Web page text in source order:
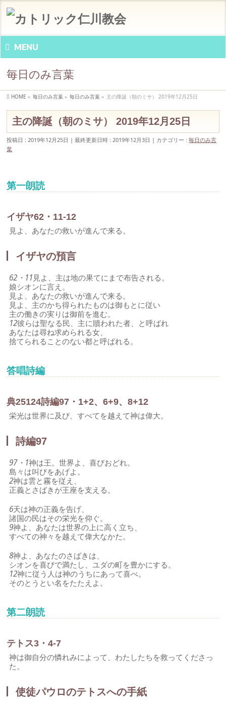
MENU
毎日のみ言葉
HOME » 毎日のみ言葉 » 毎日のみ言葉 » 主の降誕（朝のミサ） 2019年12月25日
主の降誕（朝のミサ） 2019年12月25日
投稿日 : 2019年12月25日 最終更新日時 : 2019年12月3日 カテゴリー :毎日のみ言
葉
第一朗読
イザヤ62・11-12
見よ、あなたの救いが進んで来る。
イザヤの預言
62・11見よ、主は地の果てにまで布告される。
娘シオンに言え。
見よ、あなたの救いが進んで来る。
見よ、主のかち得られたものは御もとに従い
主の働きの実りは御前を進む。
12彼らは聖なる民、主に贖われた者、と呼ばれ
あなたは尋ね求められる女、
捨てられることのない都と呼ばれる。
答唱詩編
典25124詩編97・1+2、6+9、8+12
栄光は世界に及び、すべてを越えて神は偉大。
詩編97
97・1神は王。世界よ、喜びおどれ。
島々は叫びをあげよ。
2神は雲と霧を従え、
正義とさばきが王座を支える。
6天は神の正義を告げ、
諸国の民はその栄光を仰ぐ。
9神よ、あなたは世界の上に高く立ち、
すべての神々を越えて偉大なかた。
8神よ、あなたのさばきは、
シオンを喜びで満たし、ユダの町を豊かにする。
12神に従う人は神のうちにあって喜べ。
そのとうとい名をたたえよ。
第二朗読
テトス3・4-7
神は御自分の憐れみによって、わたしたちを救ってくださっ
た。
使徒パウロのテトスへの手紙